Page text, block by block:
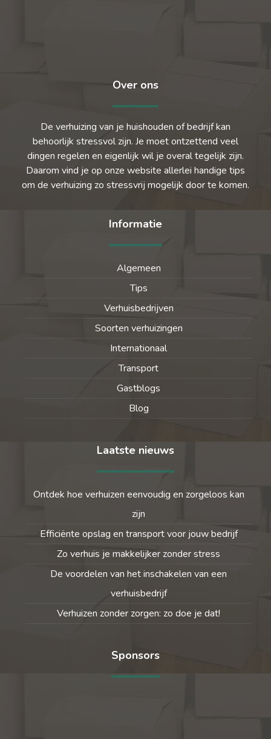
Over ons
De verhuizing van je huishouden of bedrijf kan
behoorlijk stressvol zijn. Je moet ontzettend veel
dingen regelen en eigenlijk wil je overal tegelijk zijn.
Daarom vind je op onze website allerlei handige tips
om de verhuizing zo stressvrij mogelijk door te komen.
Informatie
Algemeen
Tips
Verhuisbedrijven
Soorten verhuizingen
Internationaal
Transport
Gastblogs
Blog
Laatste nieuws
Ontdek hoe verhuizen eenvoudig en zorgeloos kan
zijn
Efficiënte opslag en transport voor jouw bedrijf
Zo verhuis je makkelijker zonder stress
De voordelen van het inschakelen van een
verhuisbedrijf
Verhuizen zonder zorgen: zo doe je dat!
Sponsors